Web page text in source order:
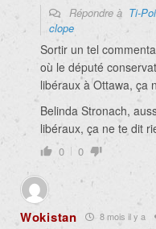
Répondre à Ti-
clope
Sortir un tel
où le député
libéraux à Ottawa, ça
Belinda Stronach,
libéraux, ça ne te dit
0 0
Wokistan 8 mois il y a